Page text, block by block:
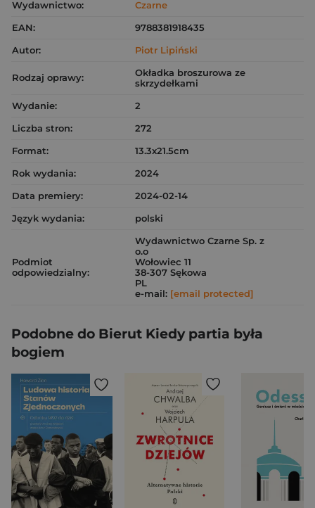
Wydawnictwo:
Czarne
EAN:
9788381918435
Autor:
Piotr Lipiński
Rodzaj oprawy:
Okładka broszurowa ze
skrzydełkami
Wydanie:
2
Liczba stron:
272
Format:
13.3x21.5cm
Rok wydania:
2024
Data premiery:
2024-02-14
Język wydania:
polski
Podmiot
odpowiedzialny:
Wydawnictwo Czarne Sp. z
o.o
Wołowiec 11
38-307 Sękowa
PL
e-mail: [email protected]
Podobne do Bierut Kiedy partia była
bogiem